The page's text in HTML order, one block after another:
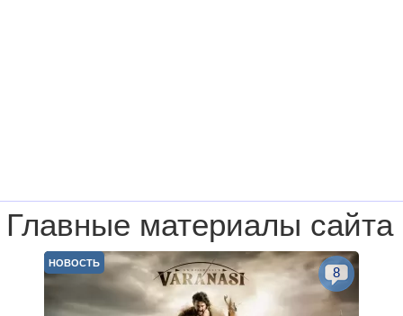
Главные материалы сайта
НОВОСТЬ
8